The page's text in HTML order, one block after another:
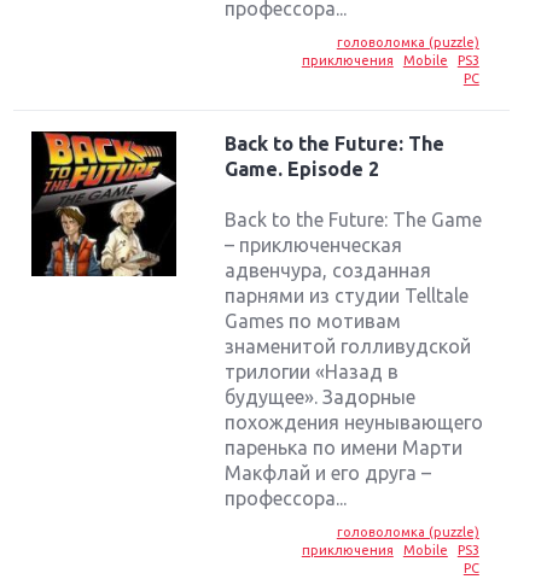
профессора...
головоломка (puzzle)
приключения
Mobile
PS3
PC
Back to the Future: The
Game. Episode 2
Back to the Future: The Game
– приключенческая
адвенчура, созданная
парнями из студии Telltale
Games по мотивам
знаменитой голливудской
трилогии «Назад в
будущее». Задорные
похождения неунывающего
паренька по имени Марти
Макфлай и его друга –
профессора...
головоломка (puzzle)
приключения
Mobile
PS3
PC